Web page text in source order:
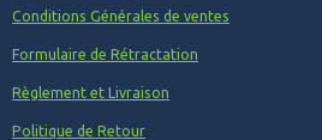
Conditions Générales de ventes
Formulaire de Rétractation
Règlement et Livraison
Politique de Retour